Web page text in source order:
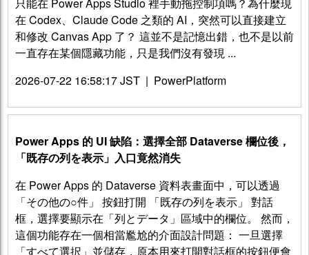
在 Codex、Claude Code 之類的 AI，突然可以直接建立
和修改 Canvas App 了？ 這並不是記憶出錯，也不是以前
一直存在某個隱藏功能，只是我們沒有發現 ...
2026-07-22 16:58:17 JST | PowerPlatform
Power Apps 的 UI 缺陷：選擇全部 Dataverse 欄位後，
「既存の列を表示」入口竟然消失
在 Power Apps 的 Dataverse 資料表畫面中，可以透過
「その他の○件」 按鈕打開 「既存の列を表示」 對話
框，選擇要顯示在「列とデータ」區域中的欄位。 然而，
這個功能存在一個相當尷尬的介面設計問題： 一旦選擇
「すべて選択」並儲存，原本用來打開對話框的按鈕便會